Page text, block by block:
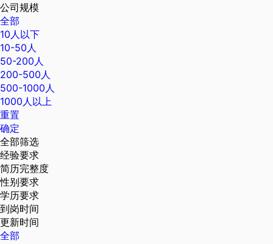
公司规模
全部
10人以下
10-50人
50-200人
200-500人
500-1000人
1000人以上
重置
确定
全部筛选
经验要求
简历完整度
性别要求
学历要求
到岗时间
更新时间
全部